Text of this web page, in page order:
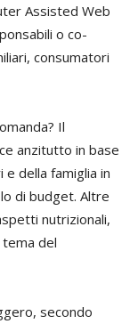
Assisted Web
o co-
consumatori
Il
anzitutto in base
della famiglia in
di budget. Altre
nutrizionali,
del
secondo